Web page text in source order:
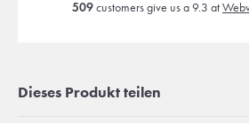
509customers give us a 9.3 at
Dieses Produkt teilen